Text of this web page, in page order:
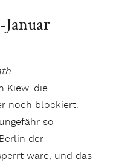
Kiew, die
noch blockiert.
so
der
wäre, und das